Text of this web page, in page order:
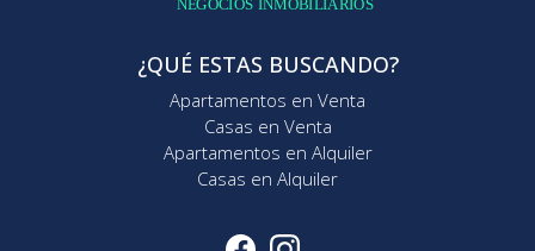
¿QUÉ ESTAS BUSCANDO?
Apartamentos en Venta
Casas en Venta
Apartamentos en Alquiler
Casas en Alquiler